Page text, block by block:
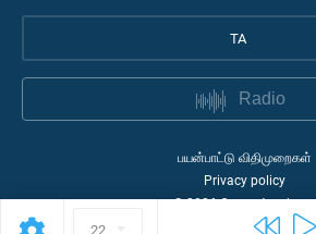
22
TA
Radio
பயன்பாட்டு விதிமுறைகள்
Privacy policy
©2026Quran Academy